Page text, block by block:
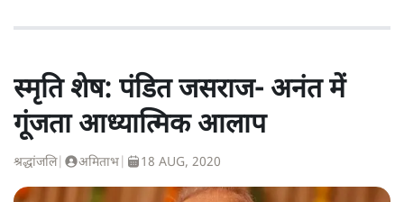
स्मृति शेष: पंडित जसराज- अनंत में
गूंजता आध्यात्मिक आलाप
श्रद्धांजलि| अमिताभ 18 AUG, 2020